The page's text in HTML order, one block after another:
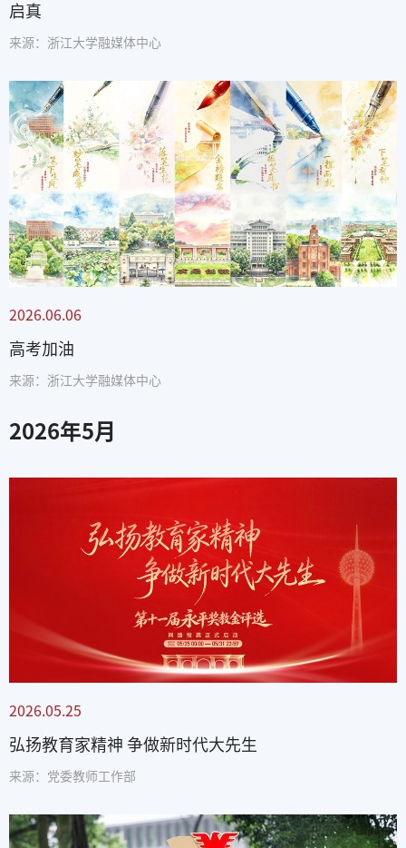
启真
来源：浙江大学融媒体中心
2026.06.06
高考加油
来源：浙江大学融媒体中心
2026年5月
2026.05.25
弘扬教育家精神 争做新时代大先生
来源：党委教师工作部